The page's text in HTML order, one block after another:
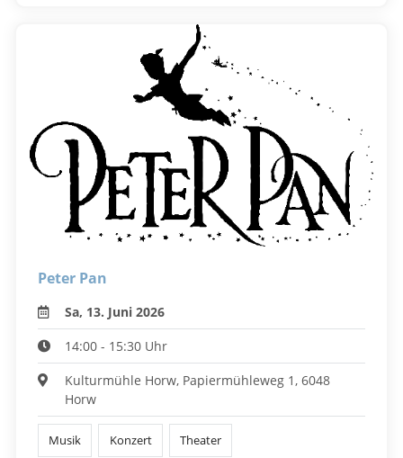
Peter Pan
Sa, 13. Juni 2026
14:00 - 15:30 Uhr
Kulturmühle Horw, Papiermühleweg 1, 6048
Horw
Musik Konzert Theater